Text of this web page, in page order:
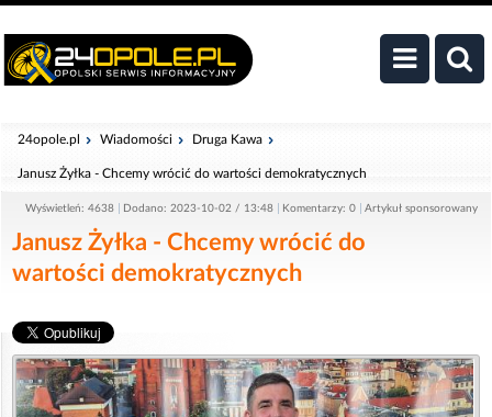
24opole.pl Wiadomości Druga Kawa
Janusz Żyłka - Chcemy wrócić do wartości demokratycznych
Wyświetleń: 4638 Dodano: 2023-10-02 / 13:48 Komentarzy: 0 Artykuł sponsorowany
Janusz Żyłka - Chcemy wrócić do
wartości demokratycznych